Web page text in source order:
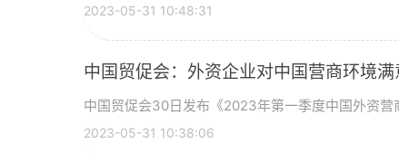
2023-05-31 10:48:31
中国贸促会：外资企业对中国营商环境
中国贸促会30日发布《2023年第一季度中国外资营
2023-05-31 10:38:06